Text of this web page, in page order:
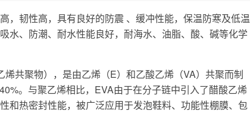
，韧性高，具有良好的防震 、缓冲性能，保温防寒及低温
水、防潮、耐水性能良好，耐海水、油脂、酸、碱等化学
共聚物），是由乙烯（E）和乙酸乙烯（VA）共聚而制
。与聚乙烯相比，EVA由于在分子链中引入了醋酸乙烯
和热密封性能，被广泛应用于发泡鞋料、功能性棚膜、包